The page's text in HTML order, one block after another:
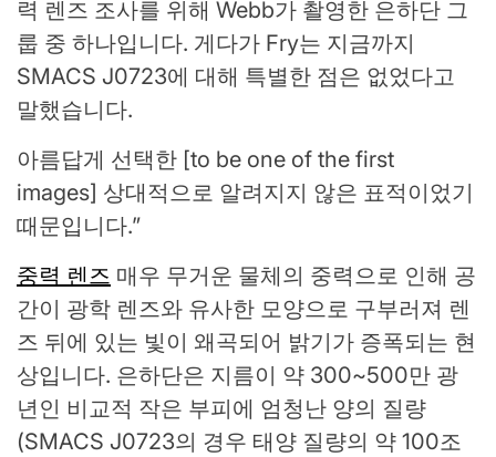
력 렌즈 조사를 위해 Webb가 촬영한 은하단 그
룹 중 하나입니다. 게다가 Fry는 지금까지
SMACS J0723에 대해 특별한 점은 없었다고
말했습니다.
아름답게 선택한 [to be one of the first
images] 상대적으로 알려지지 않은 표적이었기
때문입니다.”
중력 렌즈 매우 무거운 물체의 중력으로 인해 공
간이 광학 렌즈와 유사한 모양으로 구부러져 렌
즈 뒤에 있는 빛이 왜곡되어 밝기가 증폭되는 현
상입니다. 은하단은 지름이 약 300~500만 광
년인 비교적 작은 부피에 엄청난 양의 질량
(SMACS J0723의 경우 태양 질량의 약 100조